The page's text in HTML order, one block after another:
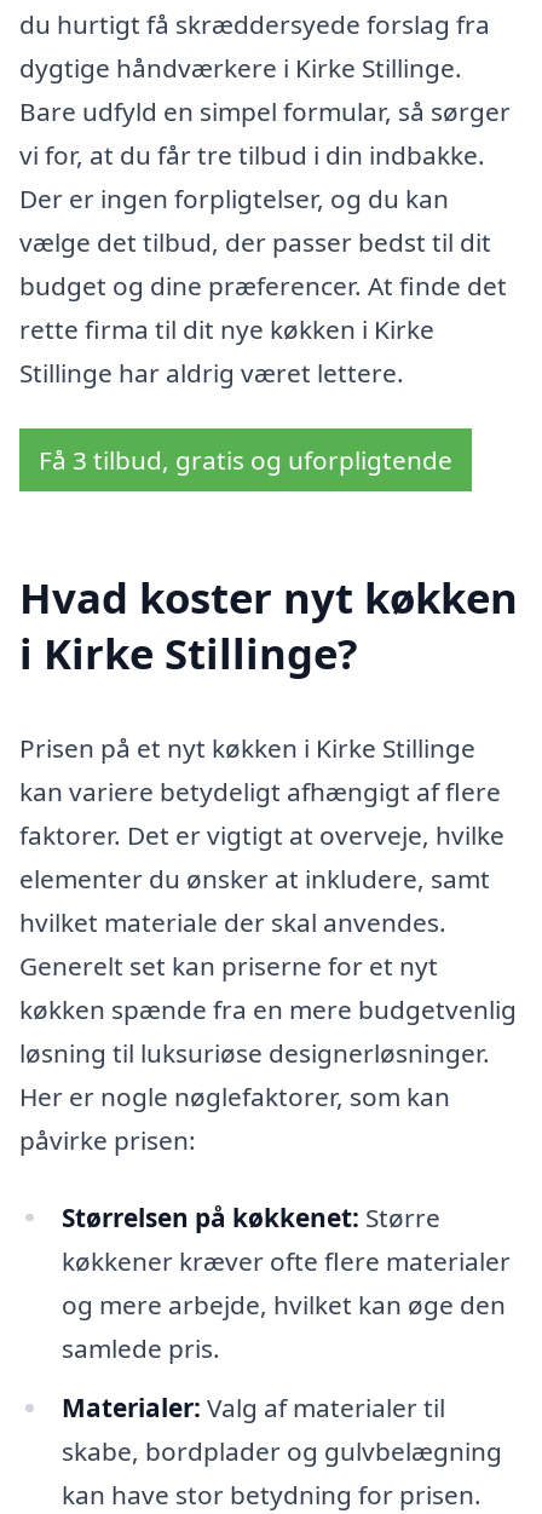
du hurtigt få skræddersyede forslag fra
dygtige håndværkere i Kirke Stillinge.
Bare udfyld en simpel formular, så sørger
vi for, at du får tre tilbud i din indbakke.
Der er ingen forpligtelser, og du kan
vælge det tilbud, der passer bedst til dit
budget og dine præferencer. At finde det
rette firma til dit nye køkken i Kirke
Stillinge har aldrig været lettere.
Få 3 tilbud, gratis og uforpligtende
Hvad koster nyt køkken
i Kirke Stillinge?
Prisen på et nyt køkken i Kirke Stillinge
kan variere betydeligt afhængigt af flere
faktorer. Det er vigtigt at overveje, hvilke
elementer du ønsker at inkludere, samt
hvilket materiale der skal anvendes.
Generelt set kan priserne for et nyt
køkken spænde fra en mere budgetvenlig
løsning til luksuriøse designerløsninger.
Her er nogle nøglefaktorer, som kan
påvirke prisen:
Størrelsen på køkkenet: Større
køkkener kræver ofte flere materialer
og mere arbejde, hvilket kan øge den
samlede pris.
Materialer: Valg af materialer til
skabe, bordplader og gulvbelægning
kan have stor betydning for prisen.